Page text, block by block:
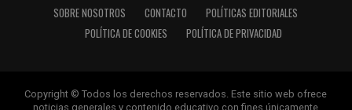
para abrirnos paso entre el ruido y ofrecerte claridad en
bandeja de plata.
SOBRE NOSOTROS CONTACTO
POLÍTICAS EDITORIALES
POLÍTICA DE COOKIES
POLÍTICA DE PRIVACIDAD
Copyright © Todos los derechos reservados. Este sitio web ofrece
noticias generales y contenido educativo con fines únicamente